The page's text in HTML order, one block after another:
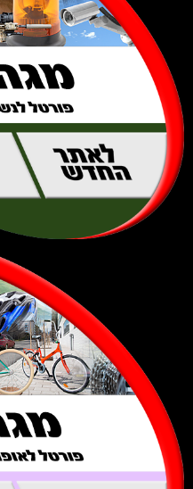
לאתר
החדש